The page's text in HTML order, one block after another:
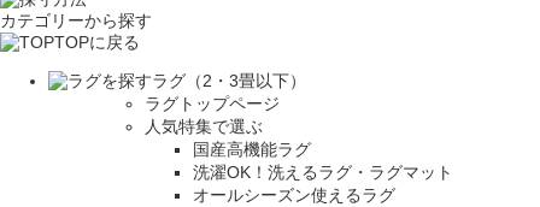
カテゴリーから探す
TOPに戻る
ラグ（2・3畳以下）
ラグトップページ
人気特集で選ぶ
国産高機能ラグ
洗濯OK！洗えるラグ・ラグマット
オールシーズン使えるラグ